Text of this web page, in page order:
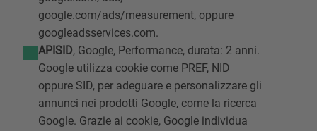
google.com/ads/measurement, oppure
googleadsservices.com.
APISID, Google, Performance, durata: 2 anni.
Google utilizza cookie come PREF, NID
oppure SID, per adeguare e personalizzare gli
annunci nei prodotti Google, come la ricerca
Google. Grazie ai cookie, Google individua